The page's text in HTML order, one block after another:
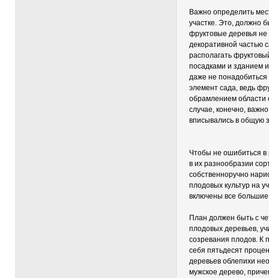
Важно определить
участке. Это, должно
фруктовые деревья
декоративной частью
располагать
посадками и зданием
даже не
элемент сада, ведь
обрамлением области
случае, конечно,
вписывались в общую
Чтобы не ошибиться в
в их разнообразии
собственноручно
плодовых культур на
включены все
План должен быть с
плодовых деревьев,
созревания плодов. К
себя пятьдесят
деревьев облепихи
мужское дерево,